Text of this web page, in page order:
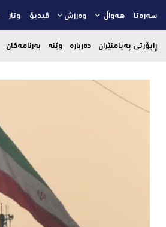
سەرەتا هەواڵ وەرزش ڤیدیۆ وتار
ڕاپۆرتی پەیامنێران دەربارە وێنە بەرنامەکان